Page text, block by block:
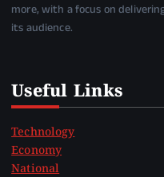
more, with a focus on
its audience.
Useful Links
Technology
Economy
National